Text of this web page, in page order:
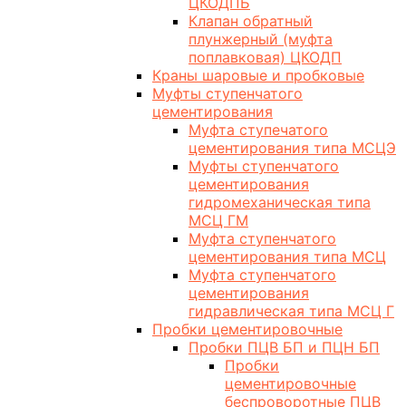
Клапан обратный
плунжерный (муфта
поплавковая) ЦКОДП
Краны шаровые и пробковые
Муфты ступенчатого
цементирования
Муфта ступечатого
цементирования типа МСЦЭ
Муфты ступенчатого
цементирования
гидромеханическая типа
МСЦ ГМ
Муфта ступенчатого
цементирования типа МСЦ
Муфта ступенчатого
цементирования
гидравлическая типа МСЦ Г
Пробки цементировочные
Пробки ПЦВ БП и ПЦН БП
Пробки
цементировочные
беспроворотные ПЦВ